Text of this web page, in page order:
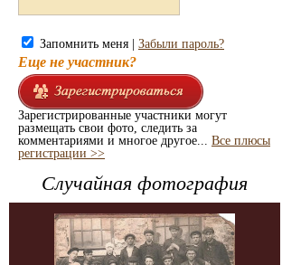
Запомнить меня | Забыли пароль?
Еще не участник?
Зарегистрированные участники могут
размещать свои фото, следить за
комментариями и многое другое... Все плюсы
регистрации >>
Случайная фотография